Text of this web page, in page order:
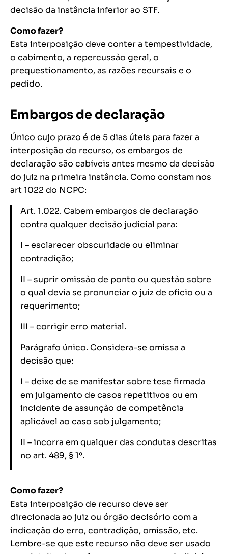
decisão da instância inferior ao STF.
Como fazer?
Esta interposição deve conter a tempestividade,
o cabimento, a repercussão geral, o
prequestionamento, as razões recursais e o
pedido.
Embargos de declaração
Único cujo prazo é de 5 dias úteis para fazer a
interposição do recurso, os embargos de
declaração são cabíveis antes mesmo da decisão
do juiz na primeira instância. Como constam nos
art 1022 do NCPC:
Art. 1.022. Cabem embargos de declaração
contra qualquer decisão judicial para:
I – esclarecer obscuridade ou eliminar
contradição;
II – suprir omissão de ponto ou questão sobre
o qual devia se pronunciar o juiz de ofício ou a
requerimento;
III – corrigir erro material.
Parágrafo único. Considera-se omissa a
decisão que:
I – deixe de se manifestar sobre tese firmada
em julgamento de casos repetitivos ou em
incidente de assunção de competência
aplicável ao caso sob julgamento;
II – incorra em qualquer das condutas descritas
no art. 489, § 1º.
Como fazer?
Esta interposição de recurso deve ser
direcionada ao juiz ou órgão decisório com a
indicação do erro, contradição, omissão, etc.
Lembre-se que este recurso não deve ser usado